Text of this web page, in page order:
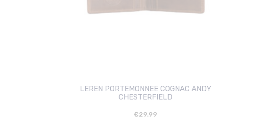
LEREN PORTEMONNEE COGNAC ANDY
CHESTERFIELD
€29.99